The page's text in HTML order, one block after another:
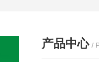
产品中心 /